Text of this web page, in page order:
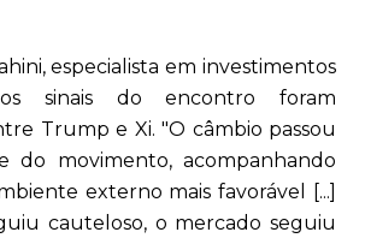
especialista em investimentos
sinais do encontro foram
Trump e Xi. "O câmbio passou
do movimento, acompanhando
externo mais favorável [...]
cauteloso, o mercado seguiu